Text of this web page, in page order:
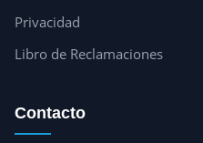
Privacidad
Libro de Reclamaciones
Contacto